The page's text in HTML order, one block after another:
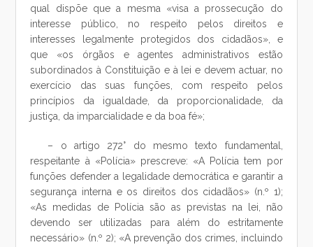
qual dispõe que a mesma «visa a prossecução do
interesse público, no respeito pelos direitos e
interesses legalmente protegidos dos cidadãos», e
que «os órgãos e agentes administrativos estão
subordinados à Constituição e à lei e devem actuar, no
exercício das suas funções, com respeito pelos
princípios da igualdade, da proporcionalidade, da
justiça, da imparcialidade e da boa fé»;
– o artigo 272° do mesmo texto fundamental,
respeitante à «Polícia» prescreve: «A Polícia tem por
funções defender a legalidade democrática e garantir a
segurança interna e os direitos dos cidadãos» (n.º 1);
«As medidas de Polícia são as previstas na lei, não
devendo ser utilizadas para além do estritamente
necessário» (n.º 2); «A prevenção dos crimes, incluindo